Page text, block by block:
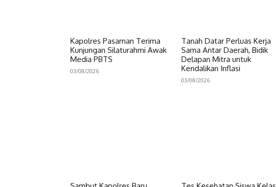
Kapolres Pasaman Terima
Kunjungan Silaturahmi Awak
Media PBTS
03/08/2026
Tanah Datar Perluas Kerja
Sama Antar Daerah, Bidik
Delapan Mitra untuk
Kendalikan Inflasi
03/08/2026